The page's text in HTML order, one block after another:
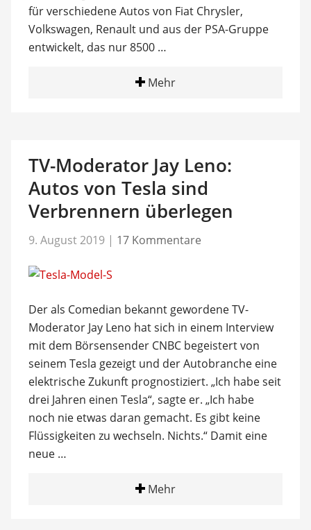
für verschiedene Autos von Fiat Chrysler,
Volkswagen, Renault und aus der PSA-Gruppe
entwickelt, das nur 8500 …
Mehr
TV-Moderator Jay Leno:
Autos von Tesla sind
Verbrennern überlegen
9. August 2019 | 17 Kommentare
Der als Comedian bekannt gewordene TV-
Moderator Jay Leno hat sich in einem Interview
mit dem Börsensender CNBC begeistert von
seinem Tesla gezeigt und der Autobranche eine
elektrische Zukunft prognostiziert. „Ich habe seit
drei Jahren einen Tesla“, sagte er. „Ich habe
noch nie etwas daran gemacht. Es gibt keine
Flüssigkeiten zu wechseln. Nichts.“ Damit eine
neue …
Mehr